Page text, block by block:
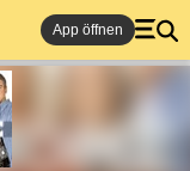
App öffnen